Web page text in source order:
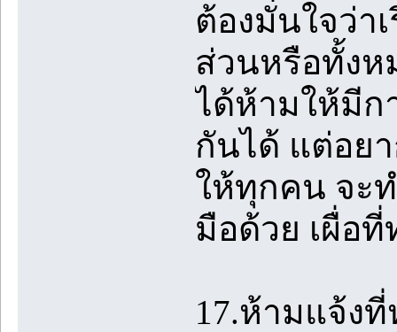
ต้องมั่นใจว่า
ส่วนหรือทั้งห
ได้ห้ามให้มีก
กันได้ แต่อยา
ให้ทุกคน จะ
มือด้วย เผื่อ
17.ห้ามแจ้ง